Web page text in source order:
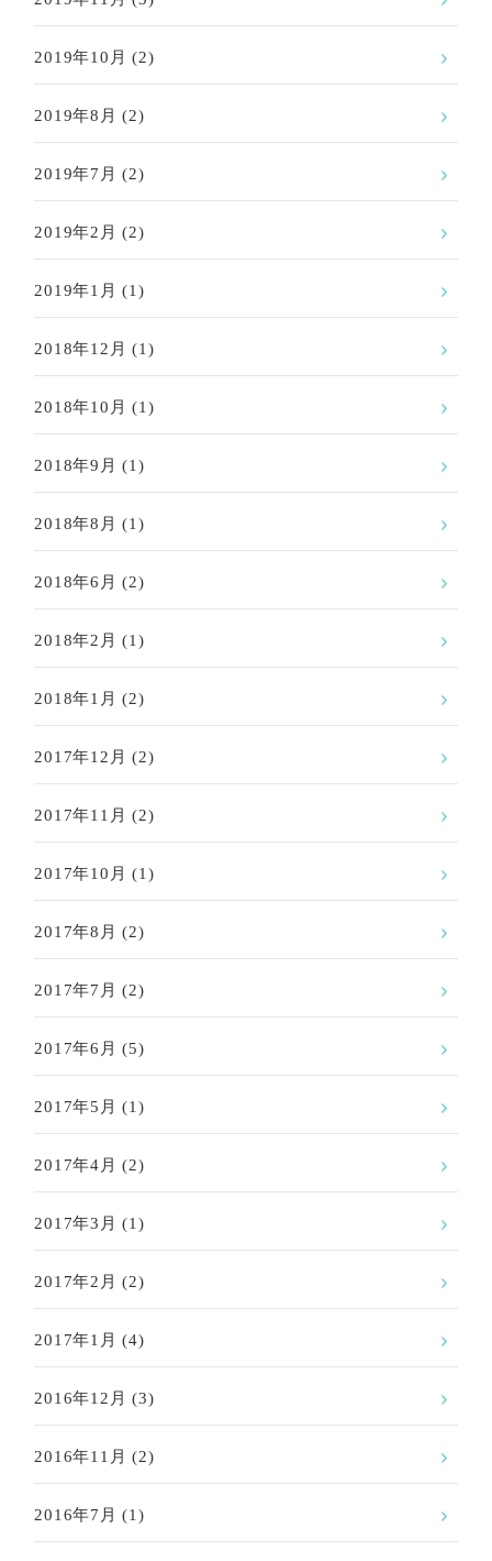
2019年10月 (2)
2019年8月 (2)
2019年7月 (2)
2019年2月 (2)
2019年1月 (1)
2018年12月 (1)
2018年10月 (1)
2018年9月 (1)
2018年8月 (1)
2018年6月 (2)
2018年2月 (1)
2018年1月 (2)
2017年12月 (2)
2017年11月 (2)
2017年10月 (1)
2017年8月 (2)
2017年7月 (2)
2017年6月 (5)
2017年5月 (1)
2017年4月 (2)
2017年3月 (1)
2017年2月 (2)
2017年1月 (4)
2016年12月 (3)
2016年11月 (2)
2016年7月 (1)